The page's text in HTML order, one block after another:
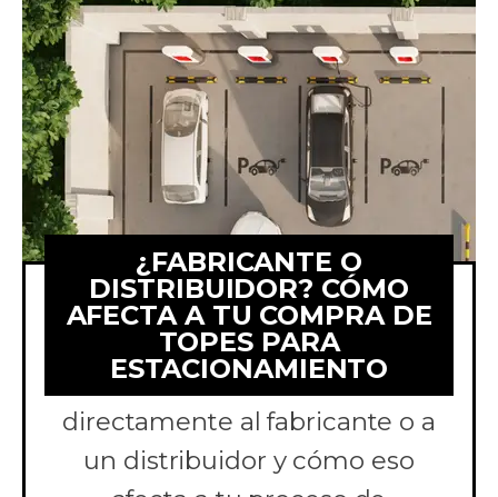
¿FABRICANTE O
DISTRIBUIDOR? CÓMO
AFECTA A TU COMPRA DE
TOPES PARA
ESTACIONAMIENTO
Comparamos comprar topes
para estacionamiento
directamente al fabricante o a
un distribuidor y cómo eso